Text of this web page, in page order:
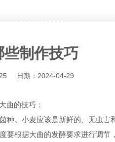
些制作技巧
25 日期： 2024-04-29
曲的技巧：
。小麦应该是新鲜的、无虫害
根据大曲的发酵要求进行调节